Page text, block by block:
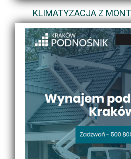
KLIMATYZACJA Z